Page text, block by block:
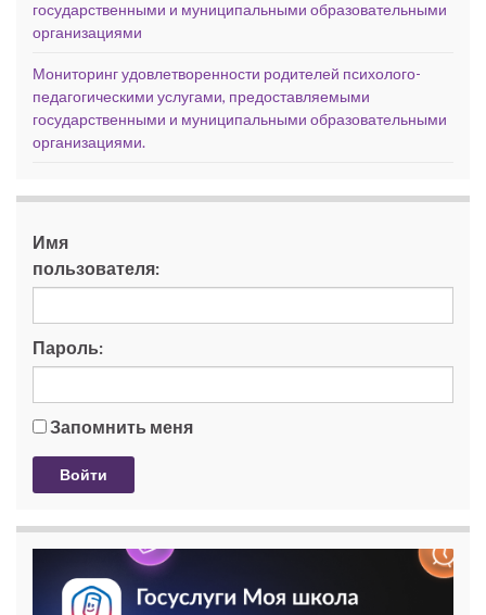
государственными и муниципальными образовательными
организациями
Мониторинг удовлетворенности родителей психолого-
педагогическими услугами, предоставляемыми
государственными и муниципальными образовательными
организациями.
Имя
пользователя:
Пароль:
Запомнить меня
Войти